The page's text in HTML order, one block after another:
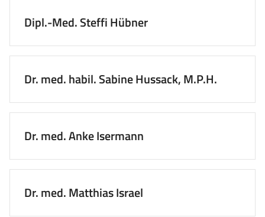
Dipl.-Med. Steffi Hübner
Dr. med. habil. Sabine Hussack, M.P.H.
Dr. med. Anke Isermann
Dr. med. Matthias Israel